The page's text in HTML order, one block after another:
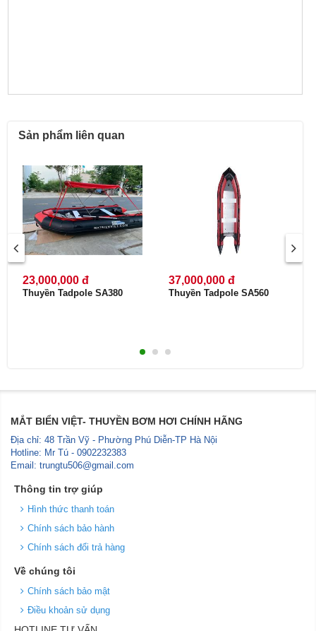
Sản phẩm liên quan
23,000,000 đ
Thuyền Tadpole SA380
37,000,000 đ
Thuyền Tadpole SA560
MẮT BIỂN VIỆT- THUYỀN BƠM HƠI CHÍNH HÃNG
Địa chỉ: 48 Trần Vỹ - Phường Phú Diễn-TP Hà Nội
Hotline: Mr Tú - 0902232383
Email: trungtu506@gmail.com
Thông tin trợ giúp
Hình thức thanh toán
Chính sách bảo hành
Chính sách đổi trả hàng
Về chúng tôi
Chính sách bảo mật
Điều khoản sử dụng